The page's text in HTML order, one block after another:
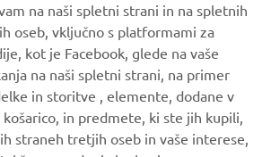
na naši spletni strani in na spletnih
oseb, vključno s platformami za
kot je Facebook, glede na vaše
na naši spletni strani, na primer
in storitve , elemente, dodane v
košarico, in predmete, ki ste jih kupili,
straneh tretjih oseb in vaše interese,